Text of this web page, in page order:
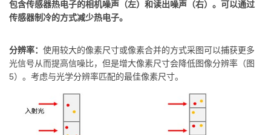
包含传感器热电子的相机噪声（左）和读出噪声（右）。可以通过
传感器制冷的方式减少热电子。
分辨率： 使用较大的像素尺寸或像素合并的方式采图可以捕获更多
光信号从而提高信噪比，但是增大像素尺寸会降低图像分辨率（图
5）。考虑与光学分辨率匹配的最佳像素尺寸。